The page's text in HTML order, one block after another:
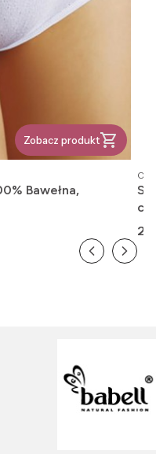
Zobacz produkt
Bawełna,